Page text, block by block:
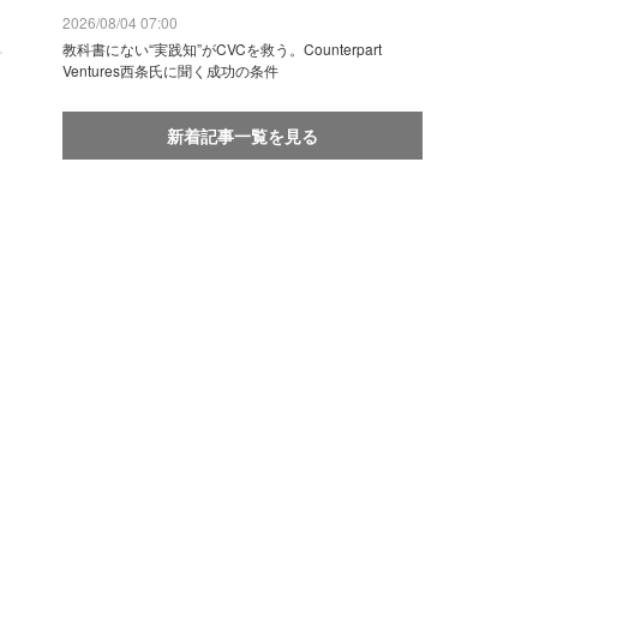
2026/08/04 07:00
教科書にない“実践知”がCVCを救う。Counterpart
Ventures西条氏に聞く成功の条件
新着記事一覧を見る